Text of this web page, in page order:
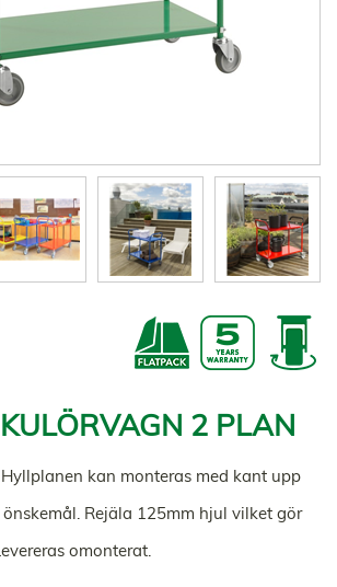
2 PLAN
kan monteras med kant upp
Rejäla 125mm hjul vilket gör
omonterat.